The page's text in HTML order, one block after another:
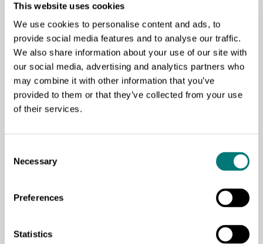
This website uses cookies
We use cookies to personalise content and ads, to
provide social media features and to analyse our traffic.
We also share information about your use of our site with
our social media, advertising and analytics partners who
may combine it with other information that you’ve
provided to them or that they’ve collected from your use
of their services.
Selection
Necessary
Preferences
Statistics
श्रवणदृष्टि विहीनता भनेको के हो
यो पेजमा श्रवणदृष्टि विहीनताका बारेमा व्याख्या गरिएको छ ।
यसमा श्रवणदृष्टि विहीनताका विभिन्न प्रकारहरूबारे पनि
यसको अन्तर्निहित कारणको उपचार र अवस्थाको